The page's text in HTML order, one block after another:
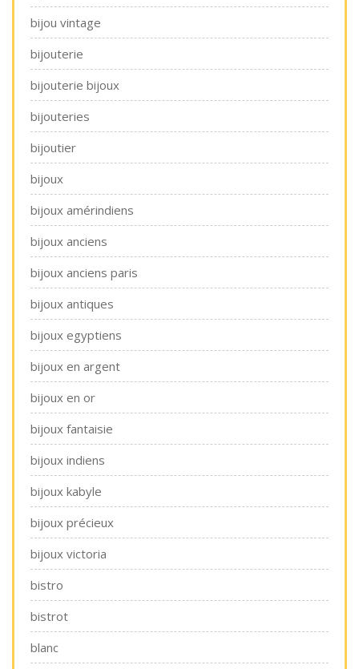
bijou vintage
bijouterie
bijouterie bijoux
bijouteries
bijoutier
bijoux
bijoux amérindiens
bijoux anciens
bijoux anciens paris
bijoux antiques
bijoux egyptiens
bijoux en argent
bijoux en or
bijoux fantaisie
bijoux indiens
bijoux kabyle
bijoux précieux
bijoux victoria
bistro
bistrot
blanc